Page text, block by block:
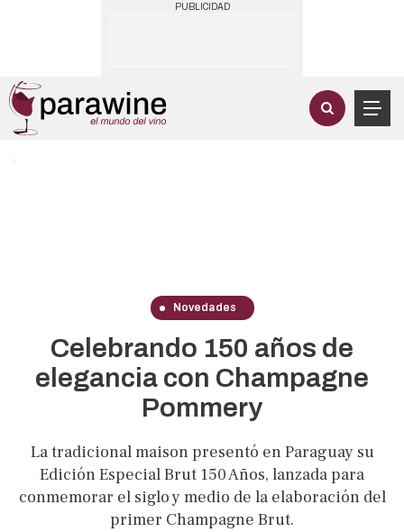
PUBLICIDAD
Novedades
Celebrando 150 años de
elegancia con Champagne
Pommery
La tradicional maison presentó en Paraguay su
Edición Especial Brut 150 Años, lanzada para
conmemorar el siglo y medio de la elaboración del
primer Champagne Brut.